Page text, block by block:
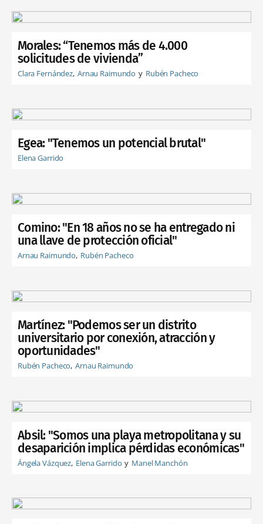
Morales: “Tenemos más de 4.000
solicitudes de vivienda”
Clara Fernández Arnau Raimundo Rubén Pacheco
Egea: "Tenemos un potencial brutal"
Elena Garrido
Comino: "En 18 años no se ha entregado ni
una llave de protección oficial"
Arnau Raimundo Rubén Pacheco
Martínez: "Podemos ser un distrito
universitario por conexión, atracción y
oportunidades"
Rubén Pacheco Arnau Raimundo
Absil: "Somos una playa metropolitana y su
desaparición implica pérdidas económicas"
Ángela Vázquez Elena Garrido Manel Manchón